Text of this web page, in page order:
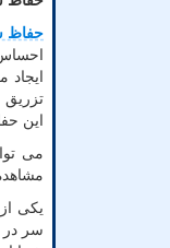
حفاظ
این
می
یکی
سر در